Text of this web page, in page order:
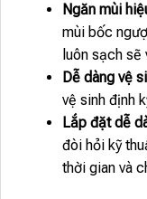
Ngăn mùi
mùi bốc
luôn sạch sẽ
Dễ dàng vệ
vệ sinh định
Lắp đặt dễ
đòi hỏi kỹ
thời gian và